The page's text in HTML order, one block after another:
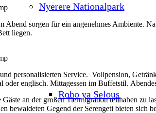
Nyerere Nationalpark
Roho ya Selous
Abend sorgen für ein angenehmes Ambiente.
liegen.
personalisierten Service. Vollpension,
oder englisch. Mittagessen im Buffetstil.
an der großen Tiermigration teilhaben zu
bewaldeten Gegend der Serengeti bieten sich